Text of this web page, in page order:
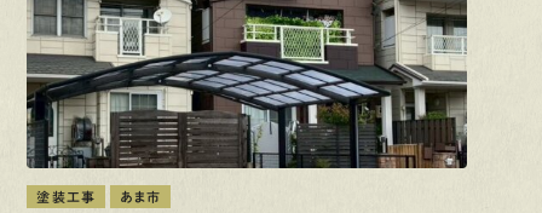
塗装工事 あま市